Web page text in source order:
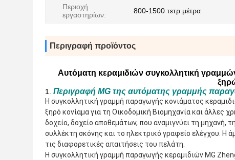
Περιοχή
εργαστηρίων:
800-1500 τετρ.μέτρα
Περιγραφή προϊόντος
Αυτόματη κεραμιδιών συγκολλητική
1. Περιγραφή MG της αυτόματης γραμμής
Η συγκολλητική γραμμή παραγωγής κονιάματος
ξηρό κονίαμα για τη Οικοδομική Βιομηχανία και άλλες
δοχείο, δοχείο αποθεμάτων, που αναμιγνύει τη
συλλέκτη σκόνης και το ηλεκτρικό γραφείο ελέγχου. Η
τις διαφορετικές απαιτήσεις του πελάτη.
Η συγκολλητική γραμμή παραγωγής κεραμιδιών MG